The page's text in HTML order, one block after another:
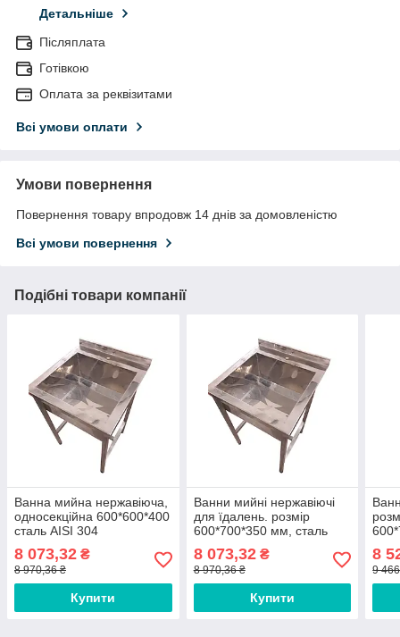
Детальніше
Післяплата
Готівкою
Оплата за реквізитами
Всі умови оплати
Умови повернення
Повернення товару впродовж 14 днів за домовленістю
Всі умови повернення
Подібні товари компанії
Ванна мийна нержавіюча,
односекційна 600*600*400
сталь AISI 304
8 073,32 ₴
8 970,36 ₴
Купити
Ванни мийні нержавіючі
для їдалень. розмір
600*700*350 мм, сталь
8 073,32₴
8 970,36 ₴
Купити
8
9